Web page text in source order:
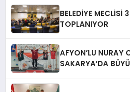
BELEDİYE MECLİSİ
TOPLANIYOR
AFYON’LU NURAY
SAKARYA’DA